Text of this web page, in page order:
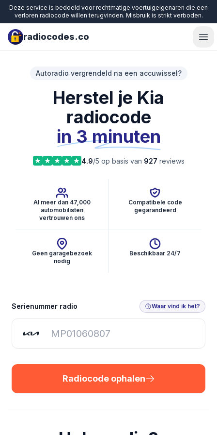
Deze service is bedoeld voor rechtmatige voertuigeigenaren die een
verloren radiocode willen terugvinden. Misbruik is strikt verboden.
radiocodes.co
Autoradio vergrendeld na een accuwissel?
Herstel je Kia
radiocode
in 3 minuten
4.9/5 op basis van 927 reviews
Al meer dan 47,000
automobilisten
vertrouwen ons
Compatibele code
gegarandeerd
Geen garagebezoek
nodig
Beschikbaar 24/7
Radiocode ophalen
Serienummer radio Waar vind ik het?
Radiocode ophalen